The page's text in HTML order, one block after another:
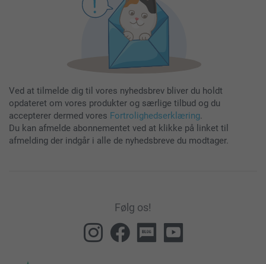
Ved at tilmelde dig til vores nyhedsbrev bliver du holdt
opdateret om vores produkter og særlige tilbud og du
accepterer dermed vores Fortrolighedserklæring.
Du kan afmelde abonnementet ved at klikke på linket til
afmelding der indgår i alle de nyhedsbreve du modtager.
Følg os!